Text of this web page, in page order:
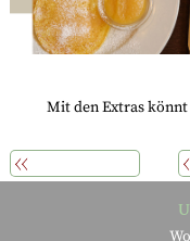
Mit den Extras